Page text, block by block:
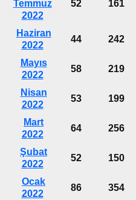
Temmuz
2022
52 161
Haziran
2022
44 242
Mayıs
2022
58 219
Nisan
2022
53 199
Mart
2022
64 256
Şubat
2022
52 150
Ocak
2022
86 354